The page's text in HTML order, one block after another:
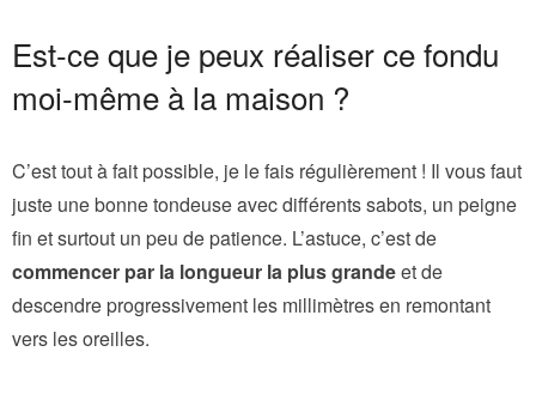
Est-ce que je peux réaliser ce fondu
moi-même à la maison ?
C’est tout à fait possible, je le fais régulièrement ! Il vous faut
juste une bonne tondeuse avec différents sabots, un peigne
fin et surtout un peu de patience. L’astuce, c’est de
commencer par la longueur la plus grandeet de
descendre progressivement les millimètres en remontant
vers les oreilles.